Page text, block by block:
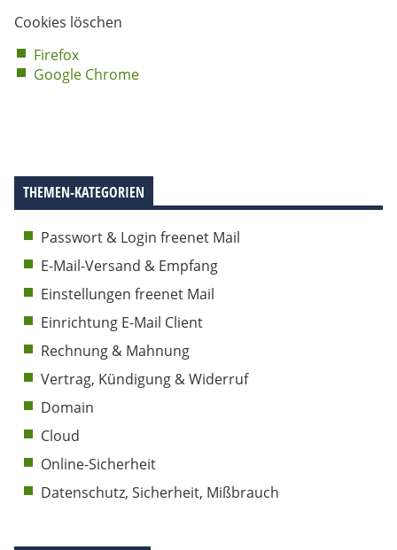
Cookies löschen
Firefox
Google Chrome
THEMEN-KATEGORIEN
Passwort & Login freenet Mail
E-Mail-Versand & Empfang
Einstellungen freenet Mail
Einrichtung E-Mail Client
Rechnung & Mahnung
Vertrag, Kündigung & Widerruf
Domain
Cloud
Online-Sicherheit
Datenschutz, Sicherheit, Mißbrauch